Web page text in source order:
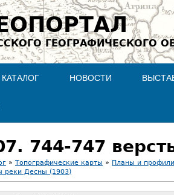
ГЕОГРАФИЧЕСКОГО
КАТАЛОГ НОВОСТИ
744-747
» Топографические карты » Планы и
реки Десны (1903)